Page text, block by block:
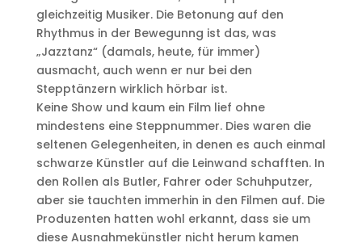
gleichzeitig Musiker. Die Betonung auf den
Rhythmus in der Bewegunng ist das, was
„Jazztanz“ (damals, heute, für immer)
ausmacht, auch wenn er nur bei den
Stepptänzern wirklich hörbar ist.
Keine Show und kaum ein Film lief ohne
mindestens eine Steppnummer. Dies waren die
seltenen Gelegenheiten, in denen es auch einmal
schwarze Künstler auf die Leinwand schafften. In
den Rollen als Butler, Fahrer oder Schuhputzer,
aber sie tauchten immerhin in den Filmen auf. Die
Produzenten hatten wohl erkannt, dass sie um
diese Ausnahmekünstler nicht herum kamen